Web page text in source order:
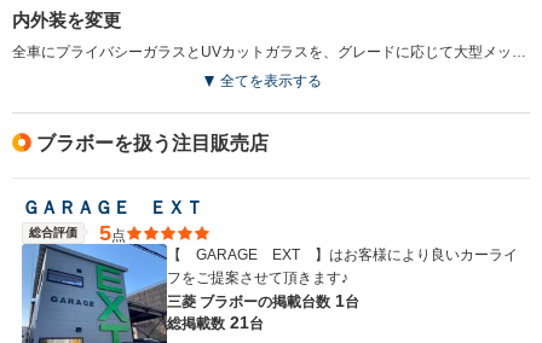
内外装を変更
全てを表示する
ブラボーを扱う注目販売店
ＧＡＲＡＧＥ ＥＸＴ
総合評価 5点
【 GARAGE EXT 】はお客様により良いカーライ
フをご提案させて頂きます♪
三菱 ブラボーの掲載台数 1台
総掲載数 21台